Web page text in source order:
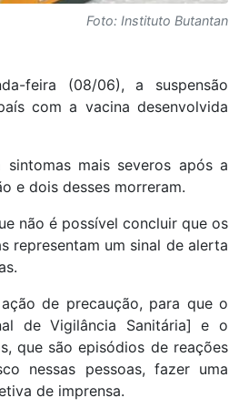
Foto: Instituto Butantan
feira (08/06), a suspensão
com a vacina desenvolvida
mais severos após a
e dois desses morreram.
não é possível concluir que os
representam um sinal de alerta
de precaução, para que o
de Vigilância Sanitária] e o
que são episódios de reações
nessas pessoas, fazer uma
de imprensa.